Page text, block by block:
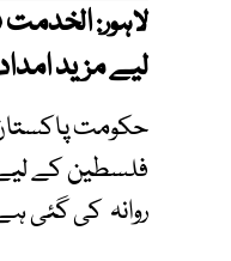
لاہور:الخدمت
لیے مزید
حکومت
فلسطین کے
روانہ کی گئی